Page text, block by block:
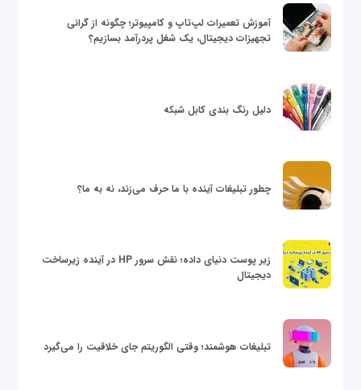
آموزش تعمیرات لپ‌تاپ و کامپیوتر؛ چگونه از گرانی
تجهیزات دیجیتال، یک شغل پردرآمد بسازیم؟
دلیل رنگ بندی کابل شبکه
چطور تبلیغات آینده با ما حرف می‌زند، نه به ما؟
زیر پوست دنیای داده؛ نقش سرور HP در آینده زیرساخت
دیجیتال
تبلیغات هوشمند؛ وقتی الگوریتم جای خلاقیت را می‌گیرد